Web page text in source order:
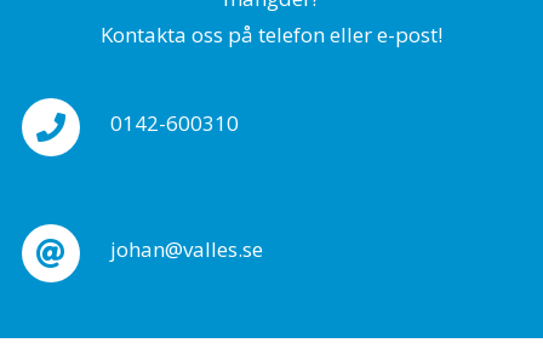
Kontakta oss på telefon eller e-post!
0142-600310
johan@valles.se